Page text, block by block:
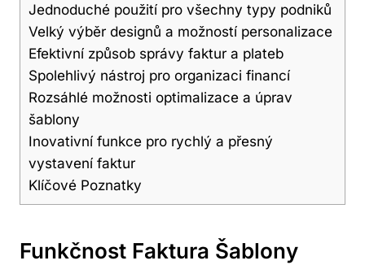
Jednoduché použití pro všechny typy podniků
Velký výběr designů a možností personalizace
Efektivní způsob správy faktur a plateb
Spolehlivý nástroj pro organizaci financí
Rozsáhlé možnosti optimalizace ⁢a úprav
šablony
Inovativní funkce ⁤pro rychlý ‍a​ přesný
vystavení faktur
Klíčové Poznatky
Funkčnost⁤ Faktura Šablony